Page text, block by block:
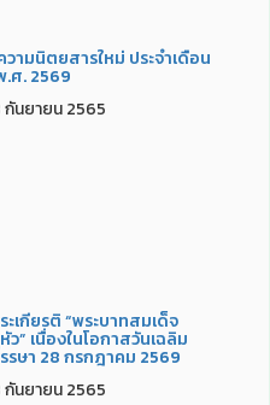
วามนิตยสารใหม่ ประจำเดือน
ศ. 2569
นยายน 2565
เกียรติ “พระบาทสมเด็จ
ว” เนื่องในโอกาสวันเฉลิม
รษา 28 กรกฎาคม 2569
นยายน 2565